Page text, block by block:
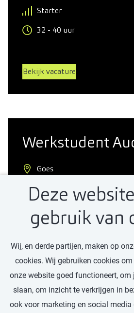
Deze
gebruik van
Wij, en derde partijen, maken op
cookies. Wij gebruiken cookies
onze website goed functioneert, om
slaan, om inzicht te verkrijgen in
ook voor marketing en social media
Starter
32 - 40 uur
Bekijk vacature
Werkstudent
Goes
€1.900 - €2.609
Student
16 - 24 uur